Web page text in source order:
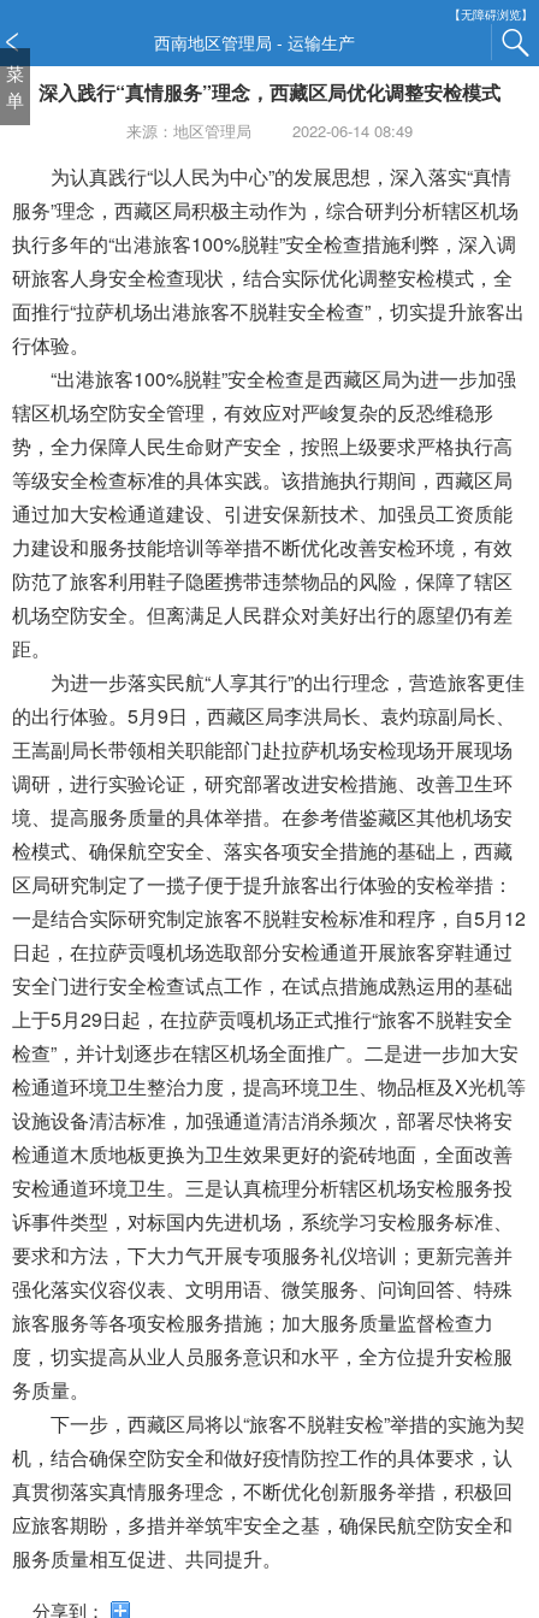
【无障碍浏览】
西南地区管理局 - 运输生产
菜
单 深入践行“真情服务”理念，西藏区局优化调整安检模式
来源：地区管理局 2022-06-14 08:49
为认真践行“以人民为中心”的发展思想，深入落实“真情
服务”理念，西藏区局积极主动作为，综合研判分析辖区机场
执行多年的“出港旅客100%脱鞋”安全检查措施利弊，深入调
研旅客人身安全检查现状，结合实际优化调整安检模式，全
面推行“拉萨机场出港旅客不脱鞋安全检查”，切实提升旅客出
行体验。
“出港旅客100%脱鞋”安全检查是西藏区局为进一步加强
辖区机场空防安全管理，有效应对严峻复杂的反恐维稳形
势，全力保障人民生命财产安全，按照上级要求严格执行高
等级安全检查标准的具体实践。该措施执行期间，西藏区局
通过加大安检通道建设、引进安保新技术、加强员工资质能
力建设和服务技能培训等举措不断优化改善安检环境，有效
防范了旅客利用鞋子隐匿携带违禁物品的风险，保障了辖区
机场空防安全。但离满足人民群众对美好出行的愿望仍有差
距。
为进一步落实民航“人享其行”的出行理念，营造旅客更佳
的出行体验。5月9日，西藏区局李洪局长、袁灼琼副局长、
王嵩副局长带领相关职能部门赴拉萨机场安检现场开展现场
调研， 进行实验论证，研究部署改进安检措施、改善卫生环
境、提高服务质量的具体举措。在参考借鉴藏区其他机场安
检模式、确保航空安全、落实各项安全措施的基础上，西藏
区局研究制定了一揽子便于提升旅客出行体验的安检举措 ：
一是结合实际研究制定旅客不脱鞋安检标准和程序，自5月12
日起，在拉萨贡嘎机场选取部分安检通道开展旅客穿鞋通过
安全门进行安全检查试点工作，在试点措施成熟运用的基础
上于5月29日起，在拉萨贡嘎机场正式推行“旅客不脱鞋安全
检查”，并计划逐步在辖区机场全面推广。二是进一步加大安
检通道环境卫生整治力度，提高环境卫生、物品框及X光机等
设施设备清洁标准，加强通道清洁消杀频次，部署尽快将安
检通道木质地板更换为卫生效果更好的瓷砖地面，全面改善
安检通道环境卫生。三是认真梳理分析辖区机场安检服务投
诉事件类型，对标国内先进机场，系统学习安检服务标准、
要求和方法，下大力气开展专项服务礼仪培训；更新完善并
强化落实仪容仪表、文明用语、微笑服务、问询回答、特殊
旅客服务等各项安检服务措施；加大服务质量监督检查力
度，切实提高从业人员服务意识和水平，全方位提升安检服
务质量。
下一步，西藏区局将以“旅客不脱鞋安检”举措的实施为契
机，结合确保空防安全和做好疫情防控工作的具体要求，认
真贯彻落实真情服务理念，不断优化创新服务举措，积极回
应旅客期盼，多措并举筑牢安全之基，确保民航空防安全和
服务质量相互促进、共同提升。
分享到：
窗
口
打
碍
说
明
页
面,
Alt
波
浪
键
打
开
导
盲
模
式